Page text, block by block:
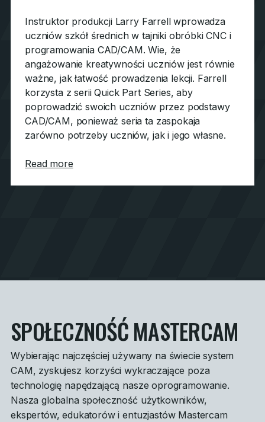
Instruktor produkcji Larry Farrell wprowadza
uczniów szkół średnich w tajniki obróbki CNC i
programowania CAD/CAM. Wie, że
angażowanie kreatywności uczniów jest równie
ważne, jak łatwość prowadzenia lekcji. Farrell
korzysta z serii Quick Part Series, aby
poprowadzić swoich uczniów przez podstawy
CAD/CAM, ponieważ seria ta zaspokaja
zarówno potrzeby uczniów, jak i jego własne.
Read moreabout Bunnell High School
SPOŁECZNOŚĆ MASTERCAM
Wybierając najczęściej używany na świecie system
CAM, zyskujesz korzyści wykraczające poza
technologię napędzającą nasze oprogramowanie.
Nasza globalna społeczność użytkowników,
ekspertów, edukatorów i entuzjastów Mastercam